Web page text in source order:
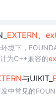
EXTERN、
境下，
为C++兼容的
与UIKIT_
中常见的